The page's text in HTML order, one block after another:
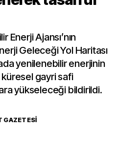
Enerji Ajansı’nın
Geleceği Yol Haritası
yenilenebilir enerjinin
küresel gayri safi
yükseleceği bildirildi.
GAZETESI